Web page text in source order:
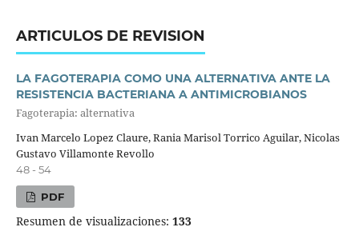
ARTICULOS DE REVISION
LA FAGOTERAPIA COMO UNA ALTERNATIVA ANTE LA
RESISTENCIA BACTERIANA A ANTIMICROBIANOS
Fagoterapia: alternativa
Ivan Marcelo Lopez Claure, Rania Marisol Torrico Aguilar, Nicolas
Gustavo Villamonte Revollo
48 - 54
PDF
Resumen de visualizaciones: 133